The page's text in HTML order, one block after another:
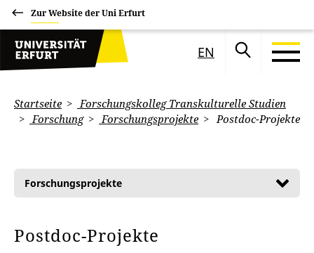
Zur Website der Uni Erfurt
EN
Startseite
Forschungskolleg Transkulturelle Studien
Forschung
Forschungsprojekte Postdoc-Projekte
Forschungsprojekte
Postdoc-Projekte